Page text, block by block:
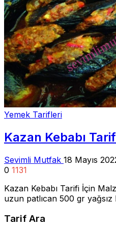
Yemek Tarifleri
Kazan Kebabı
Sevimli Mutfak 18 Mayıs
0 1131
Kazan Kebabı Tarifi İçin
uzun patlıcan 500 gr yağsız
Tarif Ara